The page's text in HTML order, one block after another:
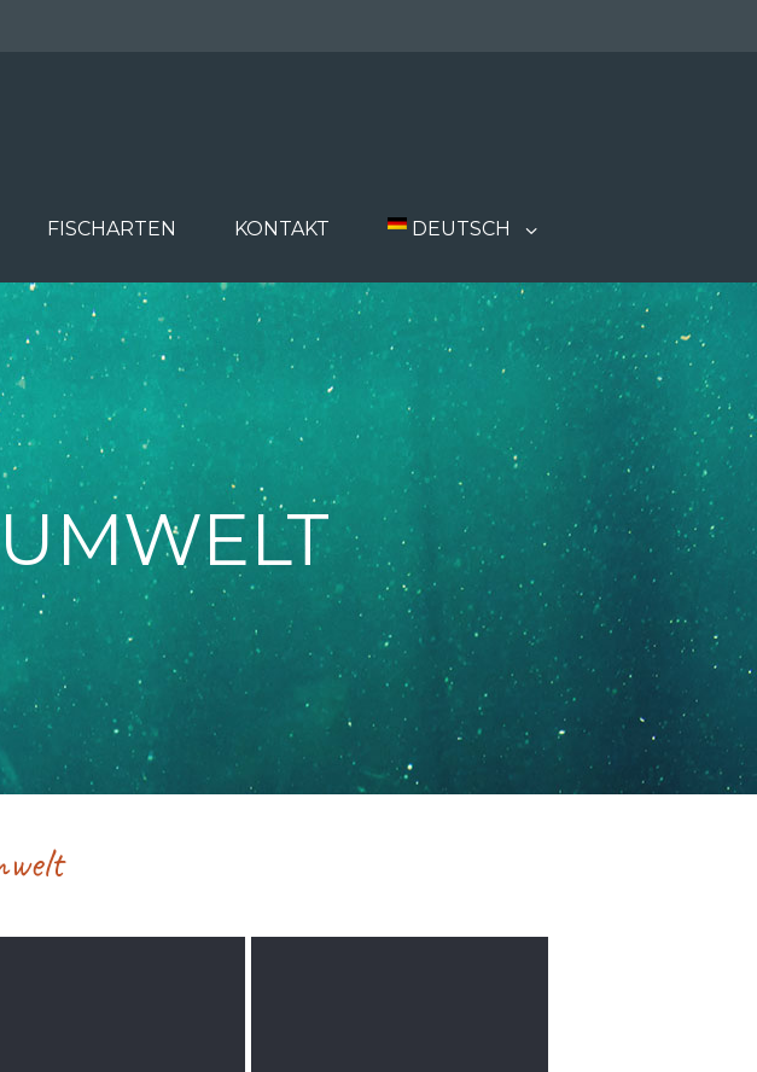
FISCHARTEN KONTAKT DEUTSCH